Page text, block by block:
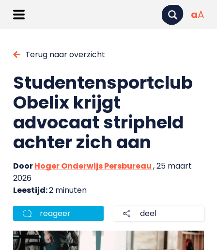
aA
Terug naar overzicht
Studentensportclub
Obelix krijgt
advocaat stripheld
achter zich aan
DoorHoger Onderwijs Persbureau, 25 maart
2026
Leestijd:2 minuten
reageer deel